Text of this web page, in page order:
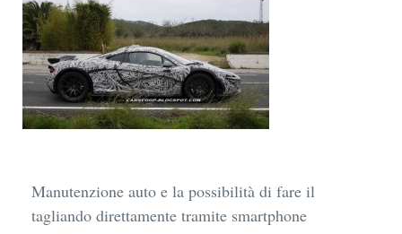
Manutenzione auto e la possibilità di fare il
tagliando direttamente tramite smartphone